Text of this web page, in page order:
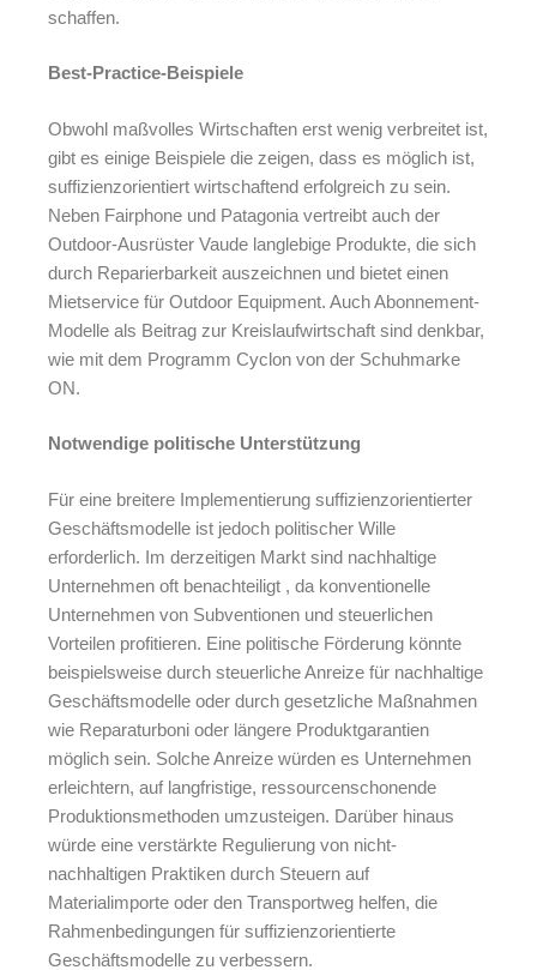
schaffen.
Best-Practice-Beispiele
Obwohl maßvolles Wirtschaften erst wenig verbreitet ist,
gibt es einige Beispiele die zeigen, dass es möglich ist,
suffizienzorientiert wirtschaftend erfolgreich zu sein.
Neben Fairphone und Patagonia vertreibt auch der
Outdoor-Ausrüster Vaude langlebige Produkte, die sich
durch Reparierbarkeit auszeichnen und bietet einen
Mietservice für Outdoor Equipment. Auch Abonnement-
Modelle als Beitrag zur Kreislaufwirtschaft sind denkbar,
wie mit dem Programm Cyclon von der Schuhmarke
ON.
Notwendige politische Unterstützung
Für eine breitere Implementierung suffizienzorientierter
Geschäftsmodelle ist jedoch politischer Wille
erforderlich. Im derzeitigen Markt sind nachhaltige
Unternehmen oft benachteiligt , da konventionelle
Unternehmen von Subventionen und steuerlichen
Vorteilen profitieren. Eine politische Förderung könnte
beispielsweise durch steuerliche Anreize für nachhaltige
Geschäftsmodelle oder durch gesetzliche Maßnahmen
wie Reparaturboni oder längere Produktgarantien
möglich sein. Solche Anreize würden es Unternehmen
erleichtern, auf langfristige, ressourcenschonende
Produktionsmethoden umzusteigen. Darüber hinaus
würde eine verstärkte Regulierung von nicht-
nachhaltigen Praktiken durch Steuern auf
Materialimporte oder den Transportweg helfen, die
Rahmenbedingungen für suffizienzorientierte
Geschäftsmodelle zu verbessern.